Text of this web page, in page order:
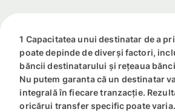
1 Capacitatea unui destinatar de a
poate depinde de diverși factori,
băncii destinatarului și rețeaua
Nu putem garanta că un destinatar
integrală în fiecare tranzacție.
oricărui transfer specific poate varia.